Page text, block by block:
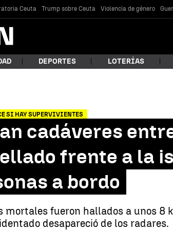
Ceuta Trump sobre Ceuta Violencia de género
¿Qué estás
Buscar
DEPORTES LOTERÍAS
SI HAY SUPERVIVIENTES
cadáveres
frente a la
a bordo
mortales fueron hallados a unos 8
desapareció de los radares.